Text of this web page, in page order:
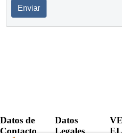
Enviar
Datos de
Contacto
Datos
Legales
EL